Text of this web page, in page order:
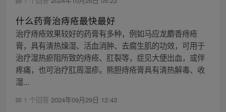
什么药膏治痔疮最快最好
治疗痔疮效果较好的药膏有多种，例如马应龙麝香痔疮
膏，具有清热燥湿、活血消肿、去腐生肌的功效，可用于
治疗湿热瘀阻所致的痔疮、肛裂等，症见大便出血，或伴
疼痛，也可治疗肛周湿疹。熊胆痔疮膏具有清热解毒、收
湿...
1 个回答 2024年09月29日 12:43